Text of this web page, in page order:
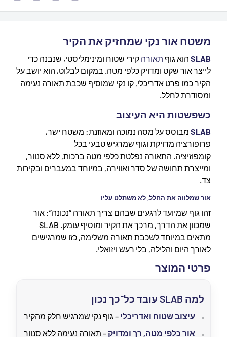
משטח אור נקי שמחזיק את הקיר
SLAB הוא גוף תאורה קירי שטוח ומינימליסטי, שנבנה כדי
לייצר אור שקט ומדויק כלפי מטה. במקום לבלוט, הוא יושב על
הקיר כמו פרט אדריכלי, קו נקי שמוסיף שכבת תאורה נעימה
ומסודרת לחלל.
כשפשטות היא העיצוב
SLAB מבוסס על מסה נמוכה ומאוזנת: משטח ישר,
פרופורציה מדויקת וגוף שמרגיש טבעי בכל
קומפוזיציה. התאורה נפלטת כלפי מטה ברכות, ללא סנוור,
ומייצרת תחושה של סדר ואווירה, במיוחד במעברים ובקירות
צד.
אור שמלווה את החלל, לא משתלט עליו
זהו גוף שמיועד לרגעים שבהם צריך תאורה “נכונה”: אור
שמכוון את הדרך, מרכך את הקיר ומוסיף עומק. SLAB
מתאים במיוחד לשכבת תאורה משלימה, כזו שמרגישים
לאורך היום והלילה, בלי רעש ויזואלי.
פרטי המוצר
למה SLAB עובד כל־כך נכון
עיצוב שטוח ואדריכלי – גוף נקי שמרגיש חלק מהקיר
אור כלפי מטה, רך ומדויק – תאורה נעימה ללא סנוור